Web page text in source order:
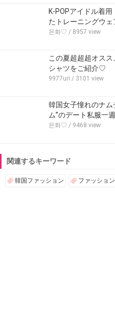
K-POPアイドル着
たトレーニングウェ
은화♡ / 8957 view
この夏超超超オス
シャツをご紹介♡
9977uri / 3101 view
韓国女子憧れのナ
ム”のデート私服一
은화♡ / 9468 view
関連するキーワード
韓国ファッション ファッション